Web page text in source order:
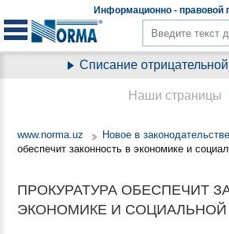
Информационно - правовой
Списание отрицательной
www.norma.uz Новое в законодательстве
обеспечит законность в экономике и
ПРОКУРАТУРА ОБЕСПЕЧИТ
ЭКОНОМИКЕ И
Наши страницы